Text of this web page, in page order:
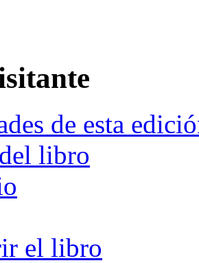
de esta
libro
el libro